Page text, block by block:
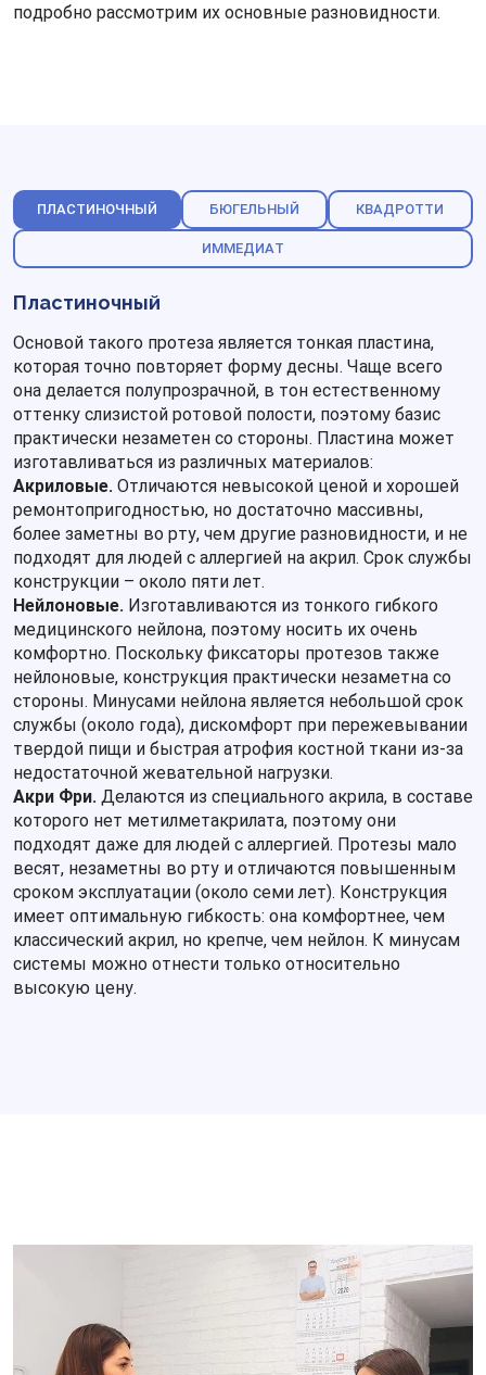
подробно рассмотрим их основные разновидности.
ПЛАСТИНОЧНЫЙ БЮГЕЛЬНЫЙ КВАДРОТТИ
ИММЕДИАТ
Пластиночный
Основой такого протеза является тонкая пластина,
которая точно повторяет форму десны. Чаще всего
она делается полупрозрачной, в тон естественному
оттенку слизистой ротовой полости, поэтому базис
практически незаметен со стороны. Пластина может
изготавливаться из различных материалов:
Акриловые. Отличаются невысокой ценой и хорошей
ремонтопригодностью, но достаточно массивны,
более заметны во рту, чем другие разновидности, и не
подходят для людей с аллергией на акрил. Срок службы
конструкции – около пяти лет.
Нейлоновые. Изготавливаются из тонкого гибкого
медицинского нейлона, поэтому носить их очень
комфортно. Поскольку фиксаторы протезов также
нейлоновые, конструкция практически незаметна со
стороны. Минусами нейлона является небольшой срок
службы (около года), дискомфорт при пережевывании
твердой пищи и быстрая атрофия костной ткани из-за
недостаточной жевательной нагрузки.
Акри Фри. Делаются из специального акрила, в составе
которого нет метилметакрилата, поэтому они
подходят даже для людей с аллергией. Протезы мало
весят, незаметны во рту и отличаются повышенным
сроком эксплуатации (около семи лет). Конструкция
имеет оптимальную гибкость: она комфортнее, чем
классический акрил, но крепче, чем нейлон. К минусам
системы можно отнести только относительно
высокую цену.